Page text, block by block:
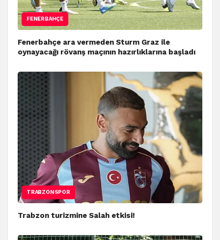
FENERBAHÇE
Fenerbahçe ara vermeden Sturm Graz ile
oynayacağı rövanş maçının hazırlıklarına başladı
TRABZONSPOR
Trabzon turizmine Salah etkisi!